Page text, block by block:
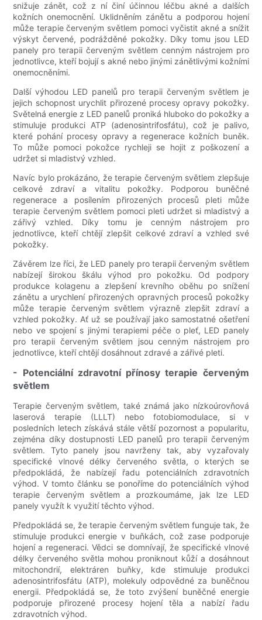
snižuje zánět, což z ní činí účinnou léčbu akné a dalších
kožních onemocnění. Uklidněním zánětu a podporou hojení
může terapie červeným světlem pomoci vyčistit akné a snížit
výskyt červené, podrážděné pokožky. Díky tomu jsou LED
panely pro terapii červeným světlem cenným nástrojem pro
jednotlivce, kteří bojují s akné nebo jinými zánětlivými kožními
onemocněními.
Další výhodou LED panelů pro terapii červeným světlem je
jejich schopnost urychlit přirozené procesy opravy pokožky.
Světelná energie z LED panelů proniká hluboko do pokožky a
stimuluje produkci ATP (adenosintrifosfátu), což je palivo,
které pohání procesy opravy a regenerace kožních buněk.
To může pomoci pokožce rychleji se hojit z poškození a
udržet si mladistvý vzhled.
Navíc bylo prokázáno, že terapie červeným světlem zlepšuje
celkové zdraví a vitalitu pokožky. Podporou buněčné
regenerace a posílením přirozených procesů pleti může
terapie červeným světlem pomoci pleti udržet si mladistvý a
zářivý vzhled. Díky tomu je cenným nástrojem pro
jednotlivce, kteří chtějí zlepšit celkové zdraví a vzhled své
pokožky.
Závěrem lze říci, že LED panely pro terapii červeným světlem
nabízejí širokou škálu výhod pro pokožku. Od podpory
produkce kolagenu a zlepšení krevního oběhu po snížení
zánětu a urychlení přirozených opravných procesů pokožky
může terapie červeným světlem výrazně zlepšit zdraví a
vzhled pokožky. Ať už se používají jako samostatné ošetření
nebo ve spojení s jinými terapiemi péče o pleť, LED panely
pro terapii červeným světlem jsou cenným nástrojem pro
jednotlivce, kteří chtějí dosáhnout zdravé a zářivé pleti.
- Potenciální zdravotní přínosy terapie červeným
světlem
Terapie červeným světlem, také známá jako nízkoúrovňová
laserová terapie (LLLT) nebo fotobiomodulace, si v
posledních letech získává stále větší pozornost a popularitu,
zejména díky dostupnosti LED panelů pro terapii červeným
světlem. Tyto panely jsou navrženy tak, aby vyzařovaly
specifické vlnové délky červeného světla, o kterých se
předpokládá, že nabízejí řadu potenciálních zdravotních
výhod. V tomto článku se ponoříme do potenciálních výhod
terapie červeným světlem a prozkoumáme, jak lze LED
panely využít k využití těchto výhod.
Předpokládá se, že terapie červeným světlem funguje tak, že
stimuluje produkci energie v buňkách, což zase podporuje
hojení a regeneraci. Vědci se domnívají, že specifické vlnové
délky červeného světla mohou proniknout kůží a dosáhnout
mitochondrií, elektráren buňky, kde stimuluje produkci
adenosintrifosfátu (ATP), molekuly odpovědné za buněčnou
energii. Předpokládá se, že toto zvýšení buněčné energie
podporuje přirozené procesy hojení těla a nabízí řadu
zdravotních výhod.